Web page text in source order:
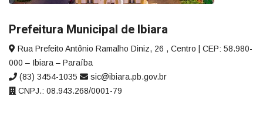
Prefeitura Municipal de Ibiara
Rua Prefeito Antônio Ramalho Diniz, 26 , Centro | CEP: 58.980-
000 – Ibiara – Paraíba
(83) 3454-1035
sic@ibiara.pb.gov.br
CNPJ.: 08.943.268/0001-79